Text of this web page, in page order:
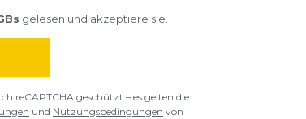
gelesen und akzeptiere sie.
reCAPTCHA geschützt – es gelten die
und Nutzungsbedingungen von